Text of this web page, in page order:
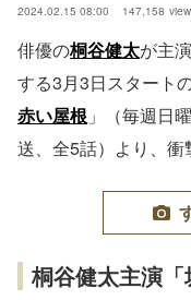
2024.02.15 08:00 147,158
俳優の桐谷健太が主
する3月3日スタート
赤い屋根 」（毎週日
送、全5話）より、衝
桐谷健太主演「